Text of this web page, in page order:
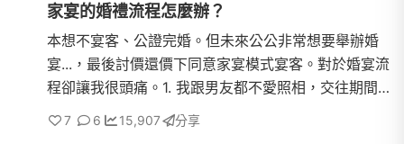
家宴的婚禮流程怎麼辦？
本想不宴客、公證完婚。但未來公公非常想要舉辦婚
宴...，最後討價還價下同意家宴模式宴客。對於婚宴流
程卻讓我很頭痛。1. 我跟男友都不愛照相，交往期間
美食照居多（笑），我們也不想要放黑歷史照洗畫
面。2. 不想要太多互動活動、又怕很尷尬3. 宴客當天
7 6 15,907 分享